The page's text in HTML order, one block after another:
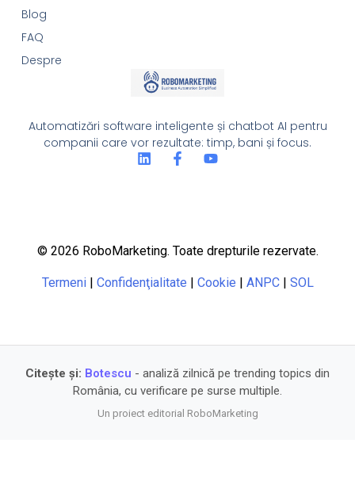
Automatizări software inteligente și chatbot AI pentru
companii care vor rezultate: timp, bani și focus.
Blog
FAQ
Despre
© 2026 RoboMarketing. Toate drepturile rezervate.
Termeni| Confidenţialitate | Cookie | ANPC| SOL
Citește și: Botescu - analiză zilnică pe trending topics din
România, cu verificare pe surse multiple.
Un proiect editorial RoboMarketing